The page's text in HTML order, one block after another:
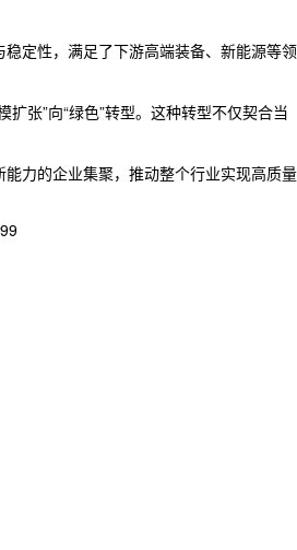
定性，满足了下游高端装备、新能源等领
张”向“绿色”转型。这种转型不仅契合当
力的企业集聚，推动整个行业实现高质量